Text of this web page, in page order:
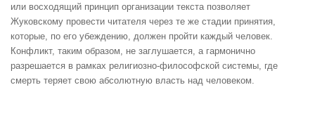
или восходящий принцип организации текста позволяет
Жуковскому провести читателя через те же стадии принятия,
которые, по его убеждению, должен пройти каждый человек.
Конфликт, таким образом, не заглушается, а гармонично
разрешается в рамках религиозно-философской системы, где
смерть теряет свою абсолютную власть над человеком.